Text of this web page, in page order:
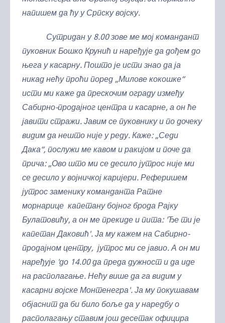
напишем да ћу у Српску војску.
Сутридан у 8.00 зове ме мој командант
пуковник Бошко Крунић и наређује да дођем до
њега у касарну. Пошто је исти знао да ја
никад нећу проћи поред „Милове кокошке“
исти ми каже да прескочим ограду између
Сабирно-продајног центра и касарне, а он ће
јавити стражи. Јавим се пуковнику и по дочеку
видим да нешто није у реду. Каже: „Седи
Дака“, послужи ме кавом и ракијом и поче да
прича: „Ово што ми се десило јутрос није ми
се десило у војничкој каријери. Реферишем
јутрос заменику команданта Ратне
морнарице капетану бојног брода Рајку
Булатовићу, а он ме прекиде и пита: 'Ђе ти је
капетан Даковић'. Ја му кажем на Сабирно-
продајном центру, јутрос ми се јавио. А он ми
наређује 'до 14.00 да преда дужност и да иде
на располагање. Нећу више да га видим у
касарни војске Монтенегра'. Ја му покушавам
објаснит да би било боље да у наредбу о
располагању ставим још десетак официра